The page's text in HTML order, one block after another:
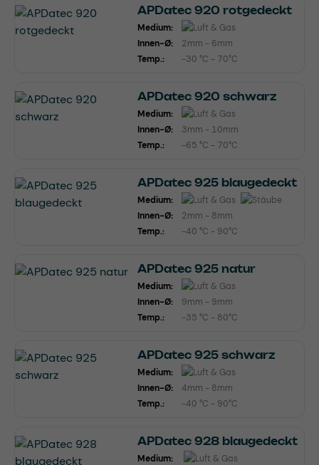
APDatec 920 rotgedeckt
Medium:
Innen-Ø:
2mm - 6mm
Temp.:
-30 °C - 70°C
APDatec 920 schwarz
Medium:
Innen-Ø:
3mm - 10mm
Temp.:
-65 °C - 70°C
APDatec 925 blaugedeckt
Medium:
Innen-Ø:
2mm - 8mm
Temp.:
-40 °C - 90°C
APDatec 925 natur
Medium:
Innen-Ø:
9mm - 9mm
Temp.:
-35 °C - 80°C
APDatec 925 schwarz
Medium:
Innen-Ø:
4mm - 8mm
Temp.:
-40 °C - 90°C
APDatec 928 blaugedeckt
Medium: